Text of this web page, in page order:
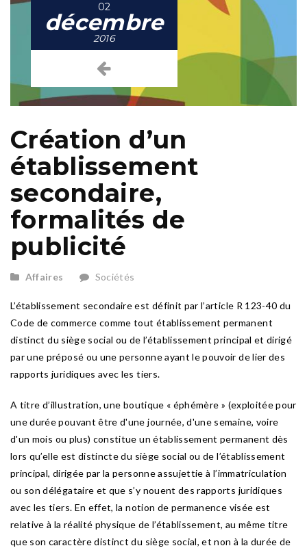
02
décembre
2016
Création d’un
établissement
secondaire,
formalités de
publicité
Affaires Sociétés
L’établissement secondaire est définit par l’article R 123-40 du
Code de commerce comme tout établissement permanent
distinct du siège social ou de l’établissement principal et dirigé
par une préposé ou une personne ayant le pouvoir de lier des
rapports juridiques avec les tiers.
A titre d’illustration, une boutique « éphémère » (exploitée pour
une durée pouvant être d'une journée, d'une semaine, voire
d'un mois ou plus) constitue un établissement permanent dès
lors qu’elle est distincte du siège social ou de l’établissement
principal, dirigée par la personne assujettie à l’immatriculation
ou son délégataire et que s’y nouent des rapports juridiques
avec les tiers. En effet, la notion de permanence visée est
relative à la réalité physique de l’établissement, au même titre
que son caractère distinct du siège social, et non à la durée de